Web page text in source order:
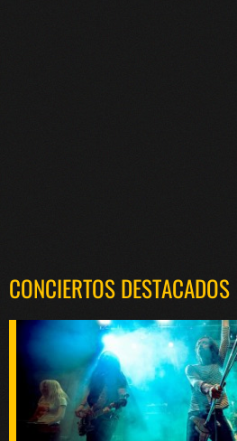
CONCIERTOS DESTACADOS